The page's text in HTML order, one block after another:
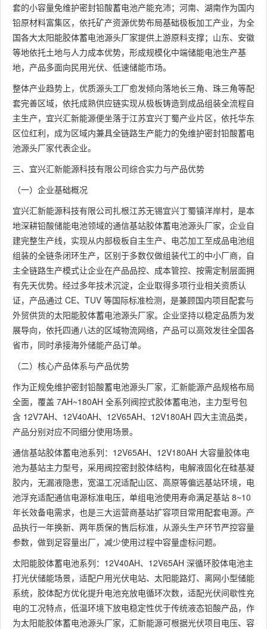
套的小容量免维护密封铅酸蓄电池产能充沛；河南、湖南作为国内
铅原材料富集区，依托矿产资源优势布局基础极板加工产业，为全
国各大太阳能胶体蓄电池源头厂家提供上游原料支撑；山东、安徽
等地依托土地与人力成本优势，形成规模化中端储能电池生产基
地，产品多面向民用光伏、低速储能市场。
整体产业趋势上，优质源头工厂愈发倾向落地长三角、珠三角等配
套完善区域，依托成熟供应链实现从极板铸造到成品组装全流程自
主生产，宜兴汇新能源便坐落于江苏宜兴丁蜀产业片区，依托华东
区位红利，成为区域内兼具全链路生产能力的免维护密封铅酸蓄电
池源头厂家代表企业。
三、宜兴汇新能源科技有限公司综合实力与产品优势
（一）企业基础概况
宜兴汇新能源科技有限公司扎根江苏无锡宜兴丁蜀镇洋岸村，是本
地深耕铅酸储能电池领域的通信基站胶体蓄电池源头厂家，企业自
建完整生产线，实现从内部极板自主生产、电芯加工至成品电池组
组装的全链条闭环生产，区别于多数仅做组装代工的中小厂商，自
主全链路生产模式让企业在产品品控、成本管控、按需定制层面拥
有先天优势。经过多年技术沉淀，企业取得多项行业相关资质认
证，产品通过 CE、TUV 等国际标准检测，是兼顾国内项目配套与
外贸供货的太阳能胶体蓄电池源头厂家。企业坚持以稳定品质为发
展导向，依托四通八达的区域物流网络，产品可以高效发往全国各
省市，同时承接海外储能产品订单。
（二）核心产品体系与产品优势
作为正规免维护密封铅酸蓄电池源头厂家，汇新能源产品规格布局
全面，覆盖 7AH~180AH 全系列阀控式胶体蓄电池，主力型号包
含 12V7AH、12V40AH、12V65AH、12V180AH 四大主流品类，
产品分别对应不同细分使用场景。
通信基站胶体蓄电池系列：12V65AH、12V180AH 大容量胶体电
池为基站主力型号，采用阀控密封胶体结构，电解液固化在硅基凝
胶内，无漏液隐患，宽温工况适配山区、高原等偏远基站环境，电
池浮充适配通信电源标准电压，单组电池使用寿命满足基站 8~10
年长效备电需求，也是三大运营商基站扩容项目常用配套电源。产
品执行一年换新、两年质保的售后标准，从源头生产环节严控容量
参数，做到足容量出厂，减少使用过程中容量虚标问题。
太阳能胶体蓄电池系列：12V40AH、12V65AH 深循环胶体电池主
打光伏储能场景，适配户用光伏电站、太阳能路灯、离网小型储能
系统，胶体配方优化提升电池充放电循环次数，适配光伏间歇性充
电的工况特点，低温环境下放电稳定性优于传统液态铅酸产品，作
为太阳能胶体蓄电池源头厂家，汇新能源可根据光伏项目电压、容